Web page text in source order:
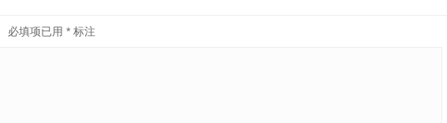
必填项已用* 标注